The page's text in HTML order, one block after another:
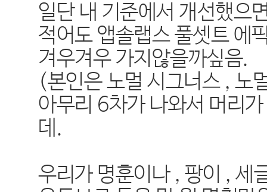
일단 내 기준에서 개선했으
적어도 앱솔랩스 풀셋트 에
겨우겨우 가지않을까싶음.
(본인은 노멀 시그너스 , 노
아무리 6차가 나와서 머리
데.
우리가 명훈이나 , 팡이 , 세